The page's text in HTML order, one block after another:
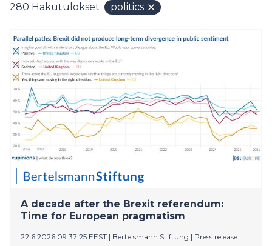
280 Hakutulokset politics
A decade after the Brexit referendum:
Time for European pragmatism
22.6.2026 09:37:25 EEST | Bertelsmann Stiftung | Press release